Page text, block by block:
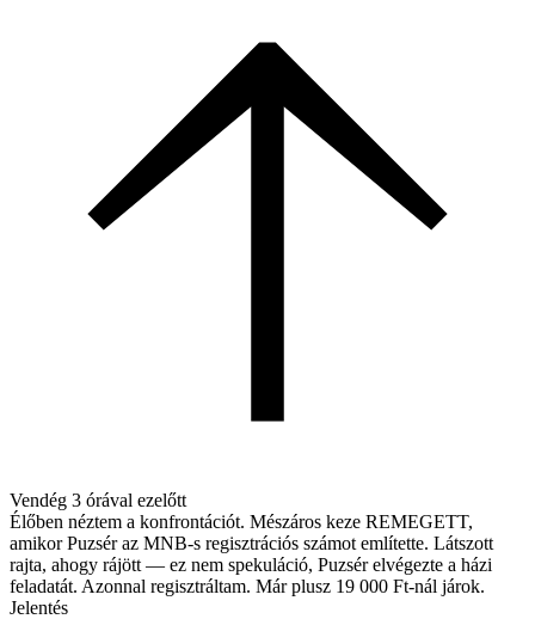
Vendég 3 órával ezelőtt
Élőben néztem a konfrontációt. Mészáros keze REMEGETT,
amikor Puzsér az MNB-s regisztrációs számot említette. Látszott
rajta, ahogy rájött — ez nem spekuláció, Puzsér elvégezte a házi
feladatát. Azonnal regisztráltam. Már plusz 19 000 Ft-nál járok.
Jelentés